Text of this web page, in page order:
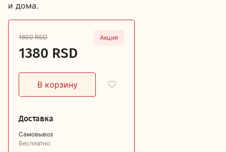
и дома.
1600 RSD
1380 RSD
Акция
Доставка
Самовывоз
Бесплатно